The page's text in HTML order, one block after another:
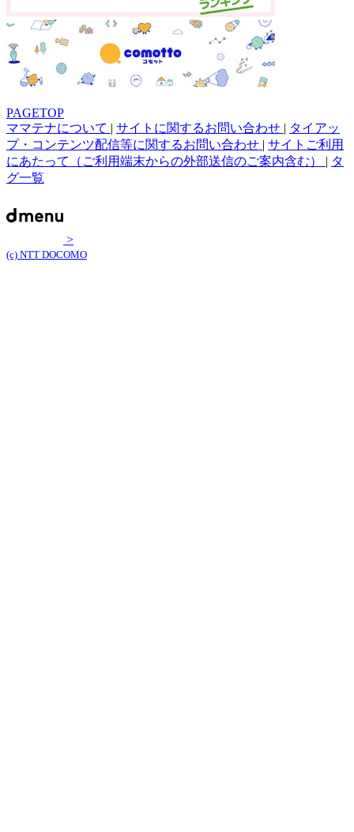
PAGETOP
ママテナについて | サイトに関するお問い合わせ | タイアッ
プ・コンテンツ配信等に関するお問い合わせ | サイトご利用
にあたって（ご利用端末からの外部送信のご案内含む） | タ
グ一覧
>
(c) NTT DOCOMO